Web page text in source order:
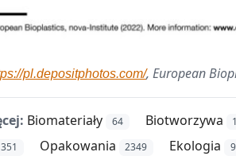
pl.depositphotos.com/, European
Biomateriały 64 Biotworzywa
351 Opakowania 2349 Ekologia